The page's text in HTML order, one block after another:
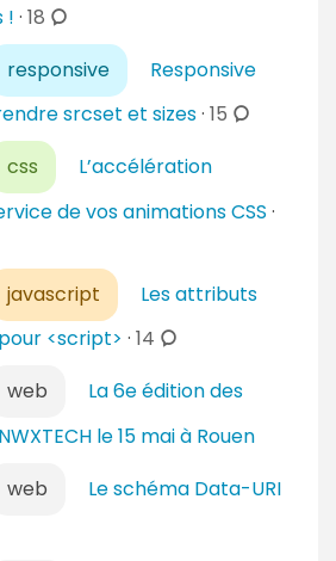
e
n
t
a
e
! · 18 c
o
m
m
t
a
r
s
responsive
Responsive
srcset et sizes· 15 c
m
t
r
s
css
L’accélération
de vos animations CSS ·
javascript
Les attributs
<script> · 14 c
m
m
n
web
La 6e édition des
le 15 mai à Rouen
web
Le schéma Data-URI